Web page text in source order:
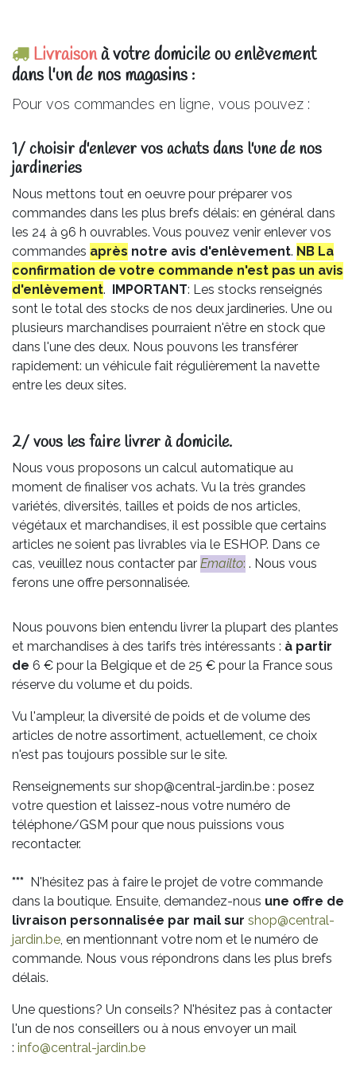
Livraisonà votre domicile ou enlèvement
dans l'un de nos magasins :
Pour vos commandes en ligne, vous pouvez :
1/ choisir d'enlever vos achats dans l'une de nos
jardineries​
Nous mettons tout en oeuvre pour préparer vos
commandes dans les plus brefs délais: en général dans
les 24 à 96 h ouvrables. Vous pouvez venir enlever vos
commandes après notre avis d'enlèvement. NB La
confirmation de votre commande n'est pas un avis
d'enlèvement. IMPORTANT: Les stocks renseignés
sont le total des stocks de nos deux jardineries. Une ou
plusieurs marchandises pourraient n'être en stock que
dans l'une des deux. Nous pouvons les transférer
rapidement: un véhicule fait régulièrement la navette
entre les deux sites.
2/ vous les faire livrer à domicile.
Nous vous proposons un calcul automatique au
moment de finaliser vos achats. Vu la très grandes
variétés, diversités, tailles et poids de nos articles,
végétaux et marchandises, il est possible que certains
articles ne soient pas livrables via le ESHOP. Dans ce
cas, veuillez nous contacter par Emailto: . Nous vous
ferons une offre personnalisée.
Nous pouvons bien entendu livrer la plupart des plantes
et marchandises à des tarifs très intéressants : à partir
de 6 € pour la Belgique et de 25 € pour la France sous
réserve du volume et du poids.
Vu l'ampleur, la diversité de poids et de volume des
articles de notre assortiment, actuellement, ce choix
n'est pas toujours possible sur le site.
Renseignements sur shop@central-jardin.be : posez
votre question et laissez-nous votre numéro de
téléphone/GSM pour que nous puissions vous
recontacter.
*** N'hésitez pas à faire le projet de votre commande
dans la boutique. Ensuite, demandez-nous une offre de
livraison personnalisée par mail sur shop@central-
jardin.be , en mentionnant votre nom et le numéro de
commande. Nous vous répondrons dans les plus brefs
délais.
Une questions? Un conseils? N'hésitez pas à contacter
l'un de nos conseillers ou à nous envoyer un mail
: info@central-jardin.be